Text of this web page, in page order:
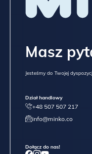
Masz
Jesteśmy do Twojej
Dział handlowy
+48 507 507 217
info@minko.co
Dołącz do nas!